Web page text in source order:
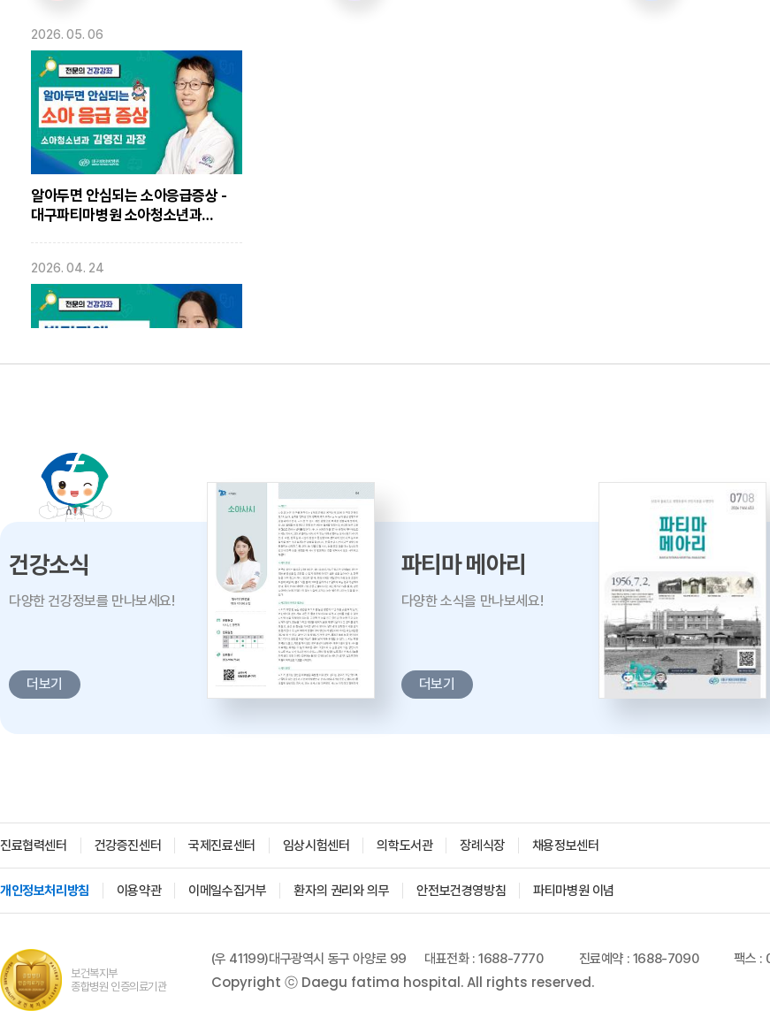
2026. 05. 06
알아두면 안심되는 소아응급증상 -
대구파티마병원 소아청소년과
2026. 04. 24
대구파티마병원 재활의학과 이민영
과장
2026. 04. 02
대구파티마병원 감염내과 김혜인
과장
'생명을 잇다 - 세대를 잇다'
대구파티마병원 산부인과, 분만실
2026. 02. 12
건강소식
다양한 건강정보를 만나보세요!
더보기
파티마 메아리
다양한 소식을 만나보세요!
더보기
진료협력센터 건강증진센터 국제진료센터 임상시험센터 의학도서관 장례식장 채용정보센터
개인정보처리방침 이용약관 이메일수집거부 환자의 권리와 의무 안전보건경영방침 파티마병원 이념
보건복지부
종합병원 인증의료기관
(우 41199)대구광역시 동구 아양로 99 대표전화 : 1688-7770 진료예약 : 1688-7090 팩스
Copyright ⓒ Daegu fatima hospital. All rights reserved.